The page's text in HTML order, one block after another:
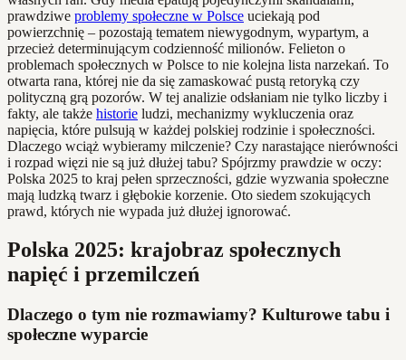
prawdziwe problemy społeczne w Polsce uciekają pod
powierzchnię – pozostają tematem niewygodnym, wypartym, a
przecież determinującym codzienność milionów. Felieton o
problemach społecznych w Polsce to nie kolejna lista narzekań. To
otwarta rana, której nie da się zamaskować pustą retoryką czy
polityczną grą pozorów. W tej analizie odsłaniam nie tylko liczby i
fakty, ale także historie ludzi, mechanizmy wykluczenia oraz
napięcia, które pulsują w każdej polskiej rodzinie i społeczności.
Dlaczego wciąż wybieramy milczenie? Czy narastające nierówności
i rozpad więzi nie są już dłużej tabu? Spójrzmy prawdzie w oczy:
Polska 2025 to kraj pełen sprzeczności, gdzie wyzwania społeczne
mają ludzką twarz i głębokie korzenie. Oto siedem szokujących
prawd, których nie wypada już dłużej ignorować.
Polska 2025: krajobraz społecznych
napięć i przemilczeń
Dlaczego o tym nie rozmawiamy? Kulturowe tabu i
społeczne wyparcie